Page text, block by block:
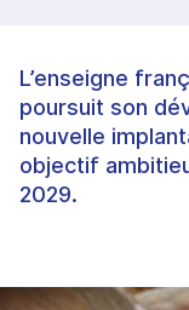
L’enseigne
poursuit son
nouvelle
objectif
2029.